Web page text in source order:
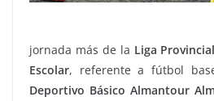
jornada más de la Liga
Escolar, referente a fútbol
Deportivo Básico Almantour